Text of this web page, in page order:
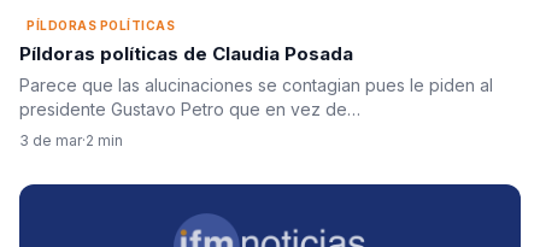
PÍLDORAS POLÍTICAS
Píldoras políticas de Claudia Posada
Parece que las alucinaciones se contagian pues le piden al
presidente Gustavo Petro que en vez de…
3 de mar·2 min